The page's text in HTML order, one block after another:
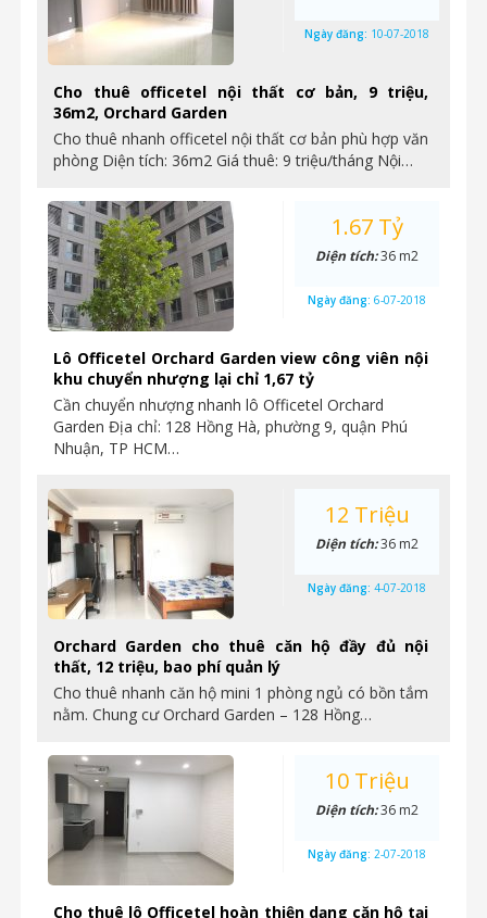
Cho thuê officetel nội thất cơ bản, 9 triệu,
36m2, Orchard Garden
Cho thuê nhanh officetel nội thất cơ bản phù hợp văn
phòng Diện tích: 36m2 Giá thuê: 9 triệu/tháng Nội…
Ngày đăng: 10-07-2018
Lô Officetel Orchard Garden view công viên nội
khu chuyển nhượng lại chỉ 1,67 tỷ
Cần chuyển nhượng nhanh lô Officetel Orchard
Garden Địa chỉ: 128 Hồng Hà, phường 9, quận Phú
Nhuận, TP HCM…
1.67 Tỷ
Diện tích:36 m2
Ngày đăng: 6-07-2018
Orchard Garden cho thuê căn hộ đầy đủ nội
thất, 12 triệu, bao phí quản lý
Cho thuê nhanh căn hộ mini 1 phòng ngủ có bồn tắm
nằm. Chung cư Orchard Garden – 128 Hồng…
12 Triệu
Diện tích:36 m2
Ngày đăng: 4-07-2018
Cho thuê lô Officetel hoàn thiện dạng căn hộ tại
10 Triệu
Diện tích:36 m2
Ngày đăng: 2-07-2018